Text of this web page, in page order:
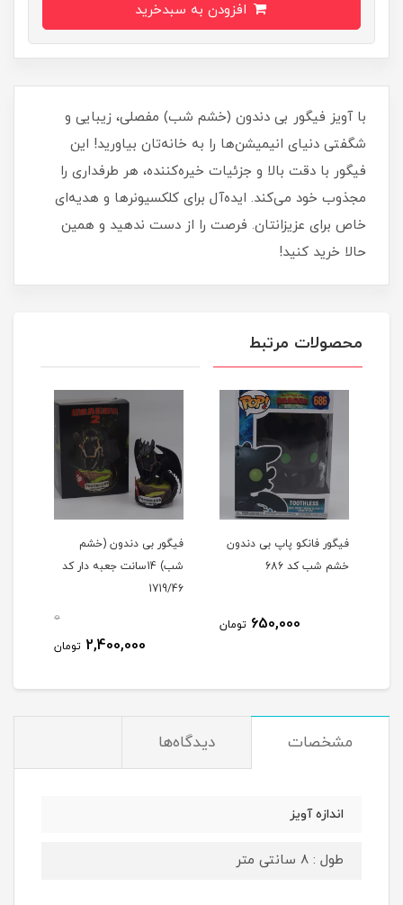
با آویز فیگور بی دندون (خشم شب) مفصلی، زیبایی و
شگفتی دنیای انیمیشن‌ها را به خانه‌تان بیاورید! این
فیگور با دقت بالا و جزئیات خیره‌کننده، هر طرفداری را
مجذوب خود می‌کند. ایده‌آل برای کلکسیونرها و هدیه‌ای
خاص برای عزیزانتان. فرصت را از دست ندهید و همین
حالا خرید کنید!
محصولات مرتبط
فیگور فانکو پاپ بی دندون
خشم شب کد 686
650,000 تومان
فیگور بی دندون (خشم
شب) 14سانت جعبه دار کد
1719/46
0
2,400,000 تومان
مشخصات دیدگاه‌ها
اندازه آویز
طول : 8 سانتی متر